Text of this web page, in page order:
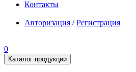
Контакты
Авторизация /Регистрация
0
Каталог продукции